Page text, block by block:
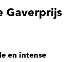
Gaverprijs
en intense